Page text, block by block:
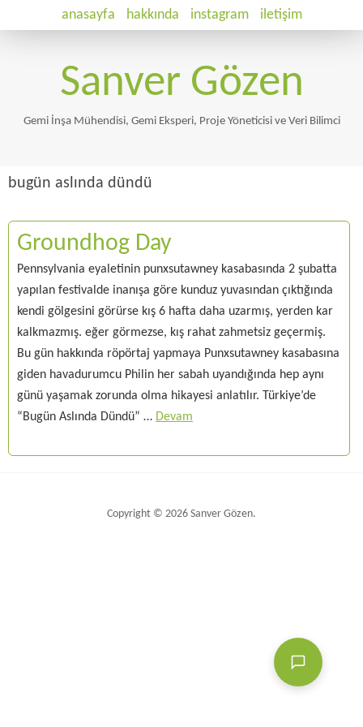
anasayfa hakkında instagram iletişim
Sanver Gözen
Gemi İnşa Mühendisi, Gemi Eksperi, Proje Yöneticisi ve Veri Bilimci
bugün aslında dündü
Groundhog Day
Pennsylvania eyaletinin punxsutawney kasabasında 2 şubatta
yapılan festivalde inanışa göre kunduz yuvasından çıktığında
kendi gölgesini görürse kış 6 hafta daha uzarmış, yerden kar
kalkmazmış. eğer görmezse, kış rahat zahmetsiz geçermiş.
Bu gün hakkında röpörtaj yapmaya Punxsutawney kasabasına
giden havadurumcu Philin her sabah uyandığında hep aynı
günü yaşamak zorunda olma hikayesi anlatılır. Türkiye’de
“Bugün Aslında Dündü” … Devam
Copyright © 2026 Sanver Gözen.